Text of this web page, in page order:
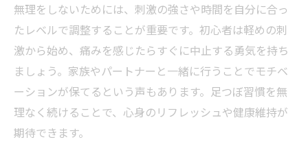
無理をしないためには、刺激の強さや時間を自分に合っ
たレベルで調整することが重要です。初心者は軽めの刺
激から始め、痛みを感じたらすぐに中止する勇気を持ち
ましょう。家族やパートナーと一緒に行うことでモチベ
ーションが保てるという声もあります。足つぼ習慣を無
理なく続けることで、心身のリフレッシュや健康維持が
期待できます。